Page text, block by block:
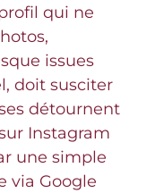
qui ne
issues
doit susciter
détournent
Instagram
une simple
via Google